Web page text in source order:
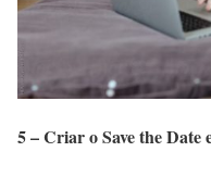
5 –Criar o Save the Date